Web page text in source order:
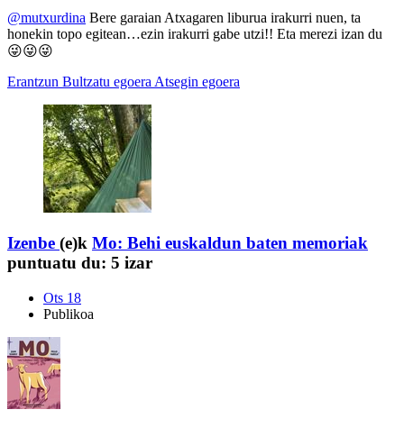
@mutxurdina Bere garaian Atxagaren liburua irakurri nuen, ta
honekin topo egitean…ezin irakurri gabe utzi!! Eta merezi izan du
😜😜😜
Erantzun Bultzatu egoera Atsegin egoera
Izenbe (e)k Mo: Behi euskaldun baten memoriak
puntuatu du: 5 izar
Ots 18
Publikoa